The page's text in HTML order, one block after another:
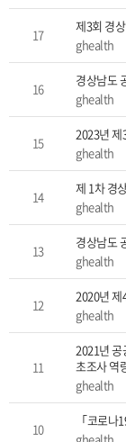
17
제3회 경
ghealth
16
경상남도
ghealth
15
2023년 제
ghealth
14
제 1차 경
ghealth
13
경상남도
ghealth
12
2020년 제
ghealth
11
2021년 공
초조사 역
ghealth
10
「코로